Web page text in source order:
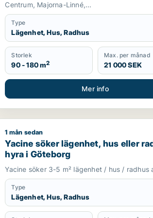
Centrum, Majorna-Linné,...
Type
Lägenhet, Hus, Radhus
Storlek
90 - 180 m2
Max. per månad
21 000 SEK
Mer info
Östra eller Göteborg Västra m.fl.
Yacine söker lägenhet, hus eller
1 mån sedan
Yacine söker lägenhet, hus eller
hyra i Göteborg
Yacine söker 3-5 m² lägenhet / hus / radhus
Type
Lägenhet, Hus, Radhus